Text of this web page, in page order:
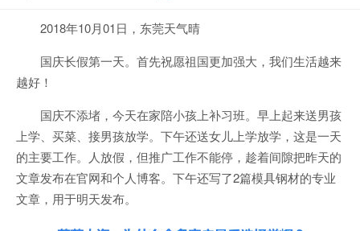
2018年10月01日，东莞天气晴
国庆长假第一天。首先祝愿祖国更加强大，我们生活越来
越好！
国庆不添堵，今天在家陪小孩上补习班。早上起来送男孩
上学、买菜、接男孩放学。下午还送女儿上学放学，这是一天
的主要工作。人放假，但推广工作不能停，趁着间隙把昨天的
文章发布在官网和个人博客。下午还写了2篇模具钢材的专业
文章，用于明天发布。